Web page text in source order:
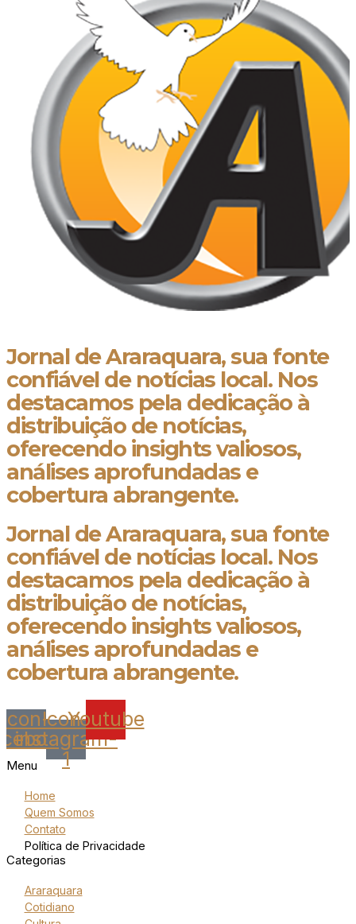
Jornal de Araraquara, sua fonte
confiável de notícias local. Nos
destacamos pela dedicação à
distribuição de notícias,
oferecendo insights valiosos,
análises aprofundadas e
cobertura abrangente.
Jornal de Araraquara, sua fonte
confiável de notícias local. Nos
destacamos pela dedicação à
distribuição de notícias,
oferecendo insights valiosos,
análises aprofundadas e
cobertura abrangente.
Icon-Icon-
instagram-
1
Youtube
Menu
Home
Quem Somos
Contato
Política de Privacidade
Categorias
Araraquara
Cotidiano